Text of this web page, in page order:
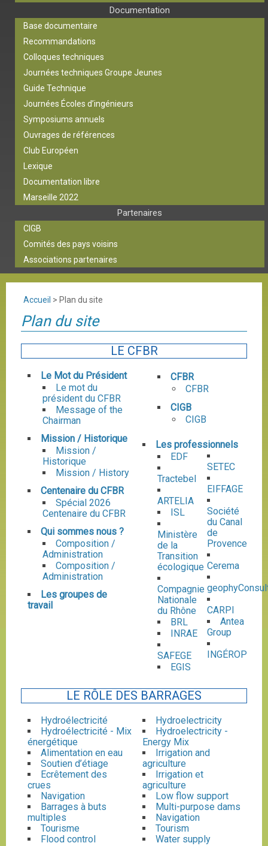
Documentation
Base documentaire
Recommandations
Colloques techniques
Journées techniques Groupe Jeunes
Guide Technique
Journées Écoles d’ingénieurs
Symposiums annuels
Ouvrages de références
Club Européen
Lexique
Documentation libre
Marseille 2022
Partenaires
CIGB
Comités des pays voisins
Associations partenaires
Accueil > Plan du site
Plan du site
LE CFBR
Le Mot du Président
Le mot du
président du CFBR
Message of the
Chairman
Mission / Historique
Mission /
Historique
Mission / History
Centenaire du CFBR
Spécial 2026
Centenaire du CFBR
Qui sommes nous ?
Composition /
Administration
Composition /
Administration
Les groupes de
travail
CFBR
CFBR
CIGB
CIGB
Les professionnels
EDF
Tractebel
ARTELIA
ISL
Ministère
de la
Transition
écologique
Compagnie
Nationale
du Rhône
BRL
INRAE
SAFEGE
EGIS
SETEC
EIFFAGE
Société
du Canal
de
Provence
Cerema
CARPI
Antea
Group
INGÉROP
LE RÔLE DES BARRAGES
Hydroélectricité
Hydroélectricité - Mix
énergétique
Alimentation en eau
Soutien d’étiage
Ecrêtement des
crues
Navigation
Barrages à buts
multiples
Tourisme
Flood control
Hydroelectricity
Hydroelectricity -
Energy Mix
Irrigation and
agriculture
Irrigation et
agriculture
Low flow support
Multi-purpose dams
Navigation
Tourism
Water supply